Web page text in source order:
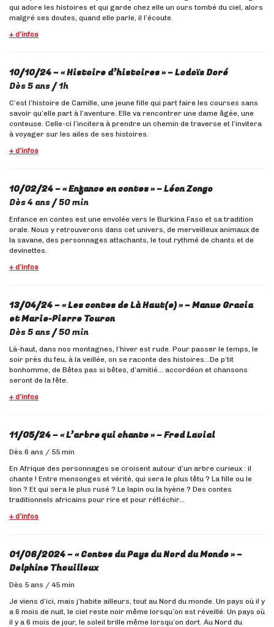
qui adore les histoires et qui garde chez elle un ours tombé du ciel, alors
malgré ses doutes, quand elle parle, il l’écoute.
+ d’infos
10/10/24 – « Histoire d’histoires »– Lodoïs Doré
Dès 5 ans / 1h
C’est l’histoire de Camille, une jeune fille qui part faire les courses sans
savoir qu’elle part à l’aventure. Elle va rencontrer une dame âgée, une
conteuse. Celle-ci l’incitera à prendre un chemin de traverse et l’invitera
à voyager sur les ailes de ses histoires.
+ d’infos
10/02/24 – « Enfance en contes » – Léon Zongo
Dès 4 ans / 50 min
Enfance en contes est une envolée vers le Burkina Faso et sa tradition
orale. Nous y retrouverons dans cet univers, de merveilleux animaux de
la savane, des personnages attachants, le tout rythmé de chants et de
devinettes.
+ d’infos
13/04/24 – « Les contes de Là Haut(e) »– Manue Gracia
et Marie-Pierre Touron
Dès 5 ans / 50 min
Là-haut, dans nos montagnes, l’hiver est rude. Pour passer le temps, le
soir près du feu, à la veillée, on se raconte des histoires…De p’tit
bonhomme, de Bêtes pas si bêtes, d’amitié… accordéon et chansons
seront de la fête.
+ d’infos
11/05/24 – « L’arbre qui chante »– Fred Lavial
Dès 6 ans / 55 min
En Afrique des personnages se croisent autour d’un arbre curieux : il
chante ! Entre mensonges et vérité, qui sera le plus têtu ? La fille ou le
lion ? Et qui sera le plus rusé ? Le lapin ou la hyène ? Des contes
traditionnels africains pour rire et pour réfléchir…
+ d’infos
01/06/2024 – « Contes du Pays du Nord du Monde »–
Delphine Thouilleux
Dès 5 ans / 45 min
Je viens d’ici, mais j’habite ailleurs, tout au Nord du monde. Un pays où il y
a 6 mois de nuit, le ciel reste noir même lorsqu’on est réveillé. Un pays où
il y a 6 mois de jour, le soleil brille même lorsqu’on dort. Au Nord du